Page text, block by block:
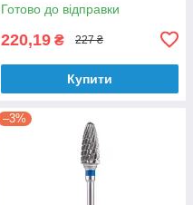
Готово до відправки
220,19 ₴ 227 ₴
Купити
–3%